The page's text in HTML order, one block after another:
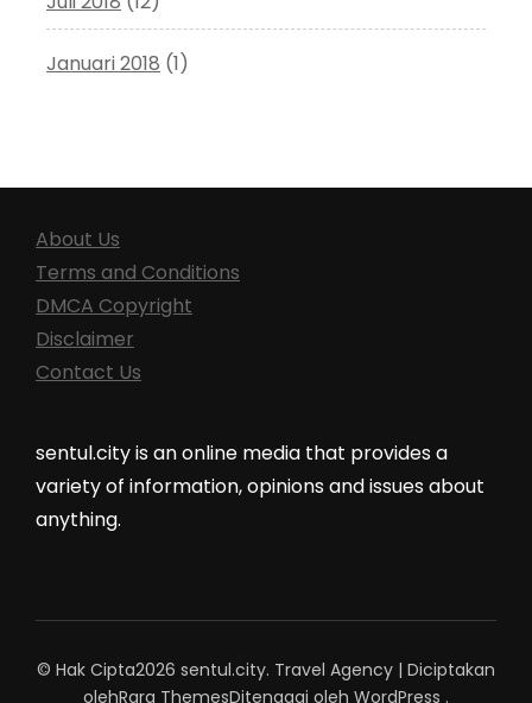
Januari 2018 (1)
About Us
Terms and Conditions
DMCA Copyright
Disclaimer
Contact Us
sentul.city is an online media that provides a
variety of information, opinions and issues about
anything.
© Hak Cipta2026 sentul.city. Travel Agency | Diciptakan
olehRara ThemesDitenagai oleh WordPress .